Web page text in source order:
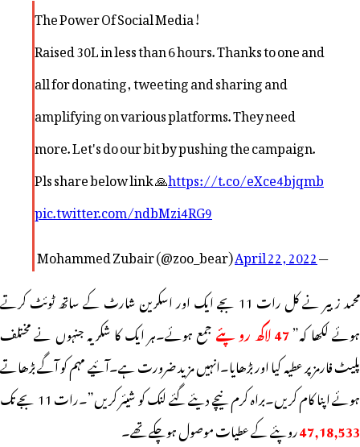
The Power Of Social Media!
Raised 30L in less than 6 hours. Thanks to one and
all for donating, tweeting and sharing and
amplifying on various platforms. They need
more. Let's do our bit by pushing the campaign.
Pls share below link 🙏https://t.co/eXce4bjqmb
pic.twitter.com/ndbMzi4RG9
— Mohammed Zubair (@zoo_bear)
April 22, 2022
محمد زبیر نے کل رات 11 بجے ایک اور اسکرین شارٹ کے ساتھ ٹوئٹ کرتے
ہوئے لکھا کہ”47 لاکھ روپئے
جمع ہوئے۔ہر ایک کا شکریہ جنہوں نے مختلف
پلیٹ فارمز پر عطیہ کیا اور بڑھایا۔انہیں مزید ضرورت ہے۔آئیے مہم کو آگے بڑھاتے
ہوئے اپنا کام کریں۔براہ کرم نیچے دیئے گئے لنک کو شیئر کریں”۔رات 11 بجے تک
47,18,533روپئے کے عطیات موصول ہوچکے تھے۔